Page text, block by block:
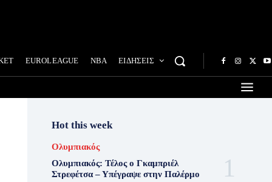
EUROLEAGUE NBA ΕΙΔΗΣΕΙΣ
Hot this week
Ολυμπιακός
Ολυμπιακός: Τέλος ο Γκαμπριέλ
Στρεφέτσα – Υπέγραψε στην Παλέρμο